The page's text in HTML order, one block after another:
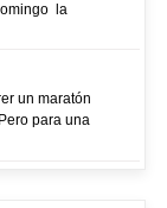
la
un maratón
para una